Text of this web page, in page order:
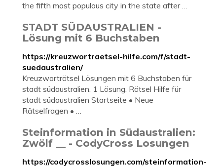
the fifth most populous city in the state after …
STADT SÜDAUSTRALIEN -
Lösung mit 6 Buchstaben
https://kreuzwortraetsel-hilfe.com/f/stadt-
suedaustralien/
Kreuzworträtsel Lösungen mit 6 Buchstaben für
stadt südaustralien. 1 Lösung. Rätsel Hilfe für
stadt südaustralien Startseite • Neue
Rätselfragen • …
Steinformation in Südaustralien:
Zwölf __ - CodyCross Losungen
https://codycrosslosungen.com/steinformation-